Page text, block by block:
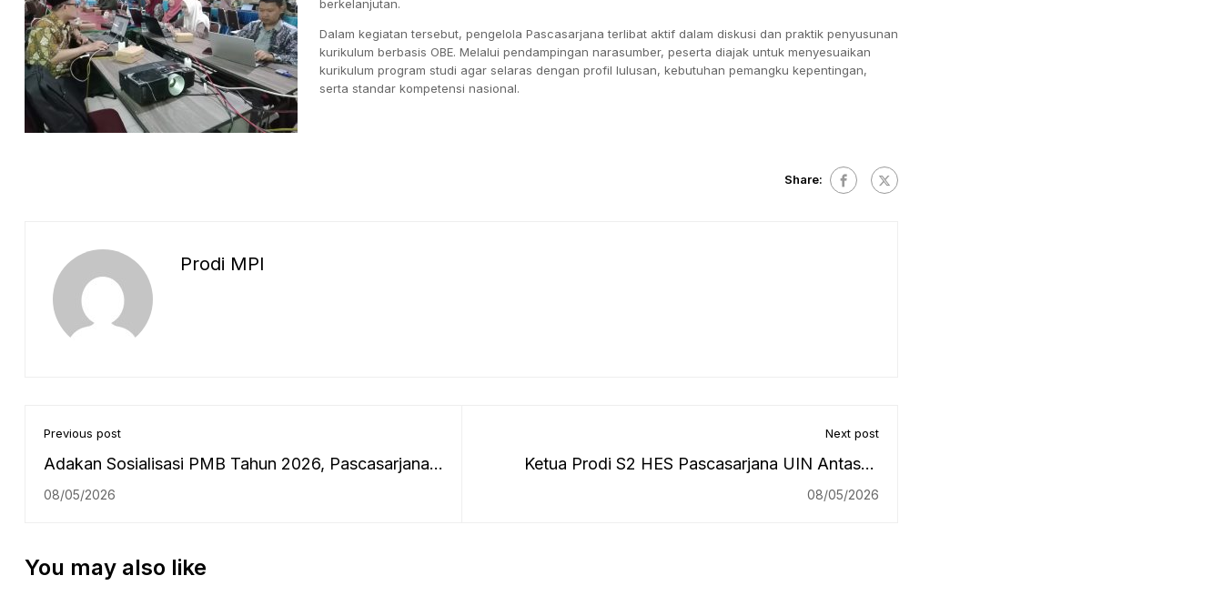
berkelanjutan.
Dalam kegiatan tersebut, pengelola Pascasarjana terlibat aktif dalam diskusi dan praktik penyusunan
kurikulum berbasis OBE. Melalui pendampingan narasumber, peserta diajak untuk menyesuaikan
kurikulum program studi agar selaras dengan profil lulusan, kebutuhan pemangku kepentingan,
serta standar kompetensi nasional.
Share:
Prodi MPI
Previous post
Adakan Sosialisasi PMB Tahun 2026, Pascasarjana
UIN Antasari Kunjungi Tiga Lembaga Mitra
08/05/2026
Next post
Ketua Prodi S2 HES Pascasarjana UIN Antasari
Tekankan Pentingnya Sertifikasi Halal dalam Kuliah
08/05/2026
You may also like